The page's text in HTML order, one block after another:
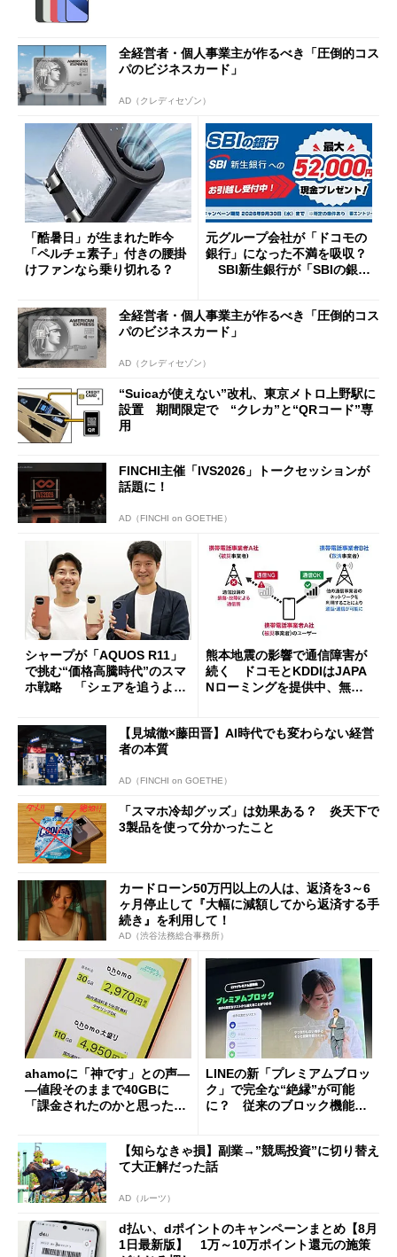
全経営者・個人事業主が作るべき「圧倒的コス
パのビジネスカード」
AD（クレディセゾン）
「酷暑日」が生まれた昨今
「ペルチェ素子」付きの腰掛
けファンなら乗り切れる？
元グループ会社が「ドコモの
銀行」になった不満を吸収？
SBI新生銀行が「SBIの銀
開催
全経営者・個人事業主が作るべき「圧倒的コス
パのビジネスカード」
AD（クレディセゾン）
“Suicaが使えない”改札、東京メトロ上野駅に
設置 期間限定で “クレカ”と“QRコード”専
用
FINCHI主催「IVS2026」トークセッションが
話題に！
AD（FINCHI on GOETHE）
シャープが「AQUOS R11」
で挑む“価格高騰時代”のスマ
ホ戦略 「シェアを追うより
熊本地震の影響で通信障害が
続く ドコモとKDDIはJAPA
Nローミングを提供中、無料
【見城徹×藤田晋】AI時代でも変わらない経営
者の本質
AD（FINCHI on GOETHE）
「スマホ冷却グッズ」は効果ある？ 炎天下で
3製品を使って分かったこと
カードローン50万円以上の人は、返済を3～6
ヶ月停止して『大幅に減額してから返済する手
続き』を利用して！
AD（渋谷法務総合事務所）
ahamoに「神です」との声―
―値段そのままで40GBに
「課金されたのかと思った」
LINEの新「プレミアムブロッ
ク」で完全な“絶縁”が可能
に？ 従来のブロック機能と
【知らなきゃ損】副業→”競馬投資”に切り替え
て大正解だった話
AD（ルーツ）
d払い、dポイントのキャンペーンまとめ【8月
1日最新版】 1万～10万ポイント還元の施策